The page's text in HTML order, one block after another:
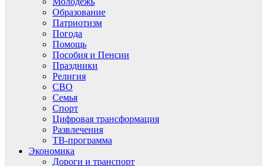
Образование
Патриотизм
Погода
Помощь
Пособия и Пенсии
Праздники
Религия
СВО
Семья
Спорт
Цифровая трансформация
Развлечения
ТВ-программа
Экономика
Дороги и транспорт